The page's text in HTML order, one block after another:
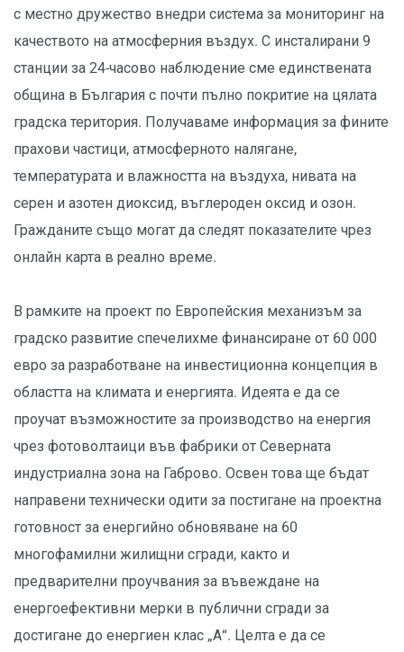
с местно дружество внедри система за мониторинг на
качеството на атмосферния въздух. С инсталирани 9
станции за 24-часово наблюдение сме единствената
община в България с почти пълно покритие на цялата
градска територия. Получаваме информация за фините
прахови частици, атмосферното налягане,
температурата и влажността на въздуха, нивата на
серен и азотен диоксид, въглероден оксид и озон.
Гражданите също могат да следят показателите чрез
онлайн карта в реално време.
В рамките на проект по Европейския механизъм за
градско развитие спечелихме финансиране от 60 000
евро за разработване на инвестиционна концепция в
областта на климата и енергията. Идеята е да се
проучат възможностите за производство на енергия
чрез фотоволтаици във фабрики от Северната
индустриална зона на Габрово. Освен това ще бъдат
направени технически одити за постигане на проектна
готовност за енергийно обновяване на 60
многофамилни жилищни сгради, както и
предварителни проучвания за въвеждане на
енергоефективни мерки в публични сгради за
достигане до енергиен клас „А“. Целта е да се